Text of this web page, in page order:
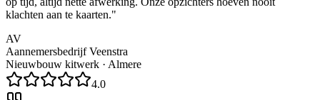
klachten aan te kaarten."
AV
Aannemersbedrijf Veenstra
Nieuwbouw kitwerk · Almere
4.0